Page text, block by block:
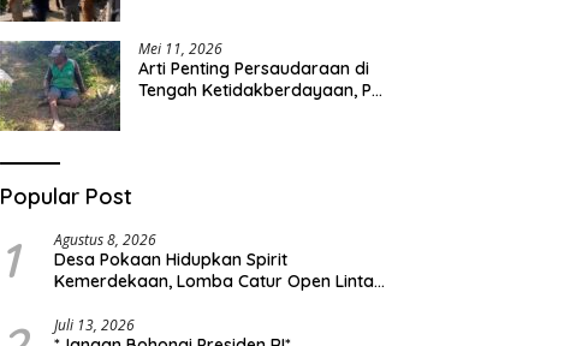
Mei 11, 2026
Arti Penting Persaudaraan di
Tengah Ketidakberdayaan, Pak
Popular Post
1 Agustus 8, 2026
Desa Pokaan Hidupkan Spirit
Kemerdekaan, Lomba Catur Open Lintas
RI ke-81
Juli 13, 2026